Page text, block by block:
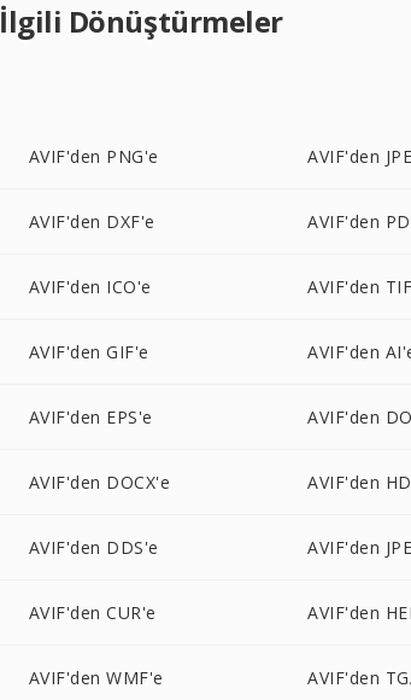
İlgili Dönüştürmeler
AVIF'den PNG'e AVIF'den
AVIF'den DXF'e AVIF'den
AVIF'den ICO'e AVIF'den
AVIF'den GIF'e AVIF'den
AVIF'den EPS'e AVIF'den
AVIF'den DOCX'e AVIF'den
AVIF'den DDS'e AVIF'den
AVIF'den CUR'e AVIF'den
AVIF'den WMF'e AVIF'den